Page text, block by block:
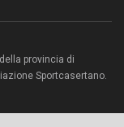
provincia di
Sportcasertano.